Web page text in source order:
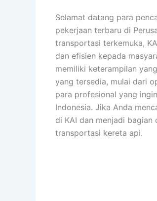
Selamat datang para
pekerjaan terbaru di
transportasi terkemuka,
dan efisien kepada
memiliki keterampilan
yang tersedia, mulai dari
para profesional yang
Indonesia. Jika Anda
di KAI dan menjadi
transportasi kereta api.